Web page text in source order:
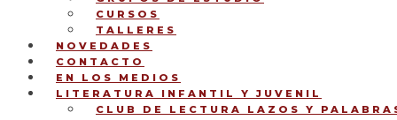
CURSOS
TALLERES
NOVEDADES
CONTACTO
EN LOS MEDIOS
LITERATURA INFANTIL Y JUVENIL
CLUB DE LECTURA LAZOS Y